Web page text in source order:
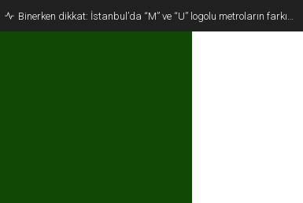
Binerken dikkat: İstanbul’da “M” ve “U” logolu metroların farkı…